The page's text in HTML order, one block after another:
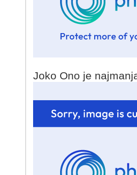
Joko Ono je